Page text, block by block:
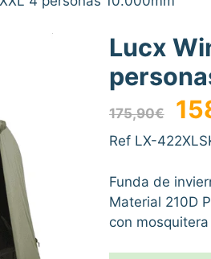
Lucx
175,90€
El
precio
Ref LX-
Funda de
Material 210D
con